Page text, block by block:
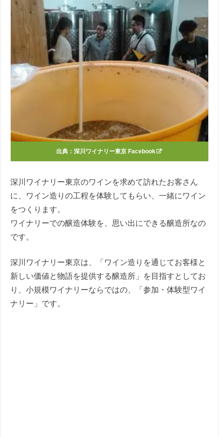
出典： 深川ワイナリー東京 Facebook
深川ワイナリー東京のワインを求めて訪れたお客さん
に、ワイン造りの工程を体験してもらい、一緒にワイン
をつくります。
ワイナリーでの醸造体験を、思い出にできる醸造所なの
です。
深川ワイナリー東京は、「ワイン造りを通じてお客様と
新しい価値と物語を提供する醸造所」を目指すとしてお
り、小規模ワイナリーならではの、「参加・体験型ワイ
ナリー」です。